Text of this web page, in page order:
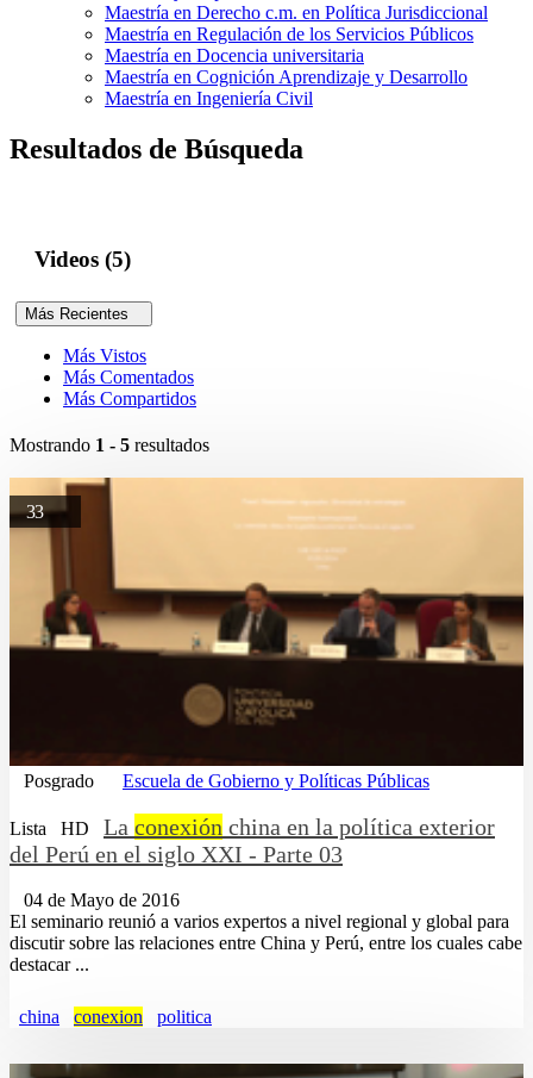
Maestría en Derecho c.m. en Política Jurisdiccional
Maestría en Regulación de los Servicios Públicos
Maestría en Docencia universitaria
Maestría en Cognición Aprendizaje y Desarrollo
Maestría en Ingeniería Civil
Resultados de Búsqueda
Videos (5)
Más Recientes
Más Vistos
Más Comentados
Más Compartidos
Mostrando 1 - 5 resultados
33
Posgrado Escuela de Gobierno y Políticas Públicas
Lista HD La conexión china en la política exterior
del Perú en el siglo XXI - Parte 03
04 de Mayo de 2016
El seminario reunió a varios expertos a nivel regional y global para
discutir sobre las relaciones entre China y Perú, entre los cuales cabe
destacar ...
china conexion politica